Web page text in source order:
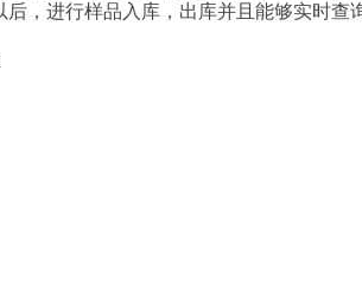
后，进行样品入库，出库并且能够实时